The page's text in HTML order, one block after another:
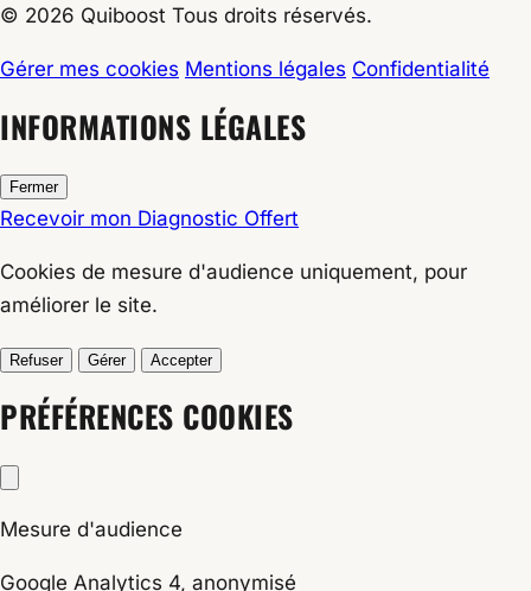
© 2026 Quiboost Tous droits réservés.
Gérer mes cookies Mentions légales Confidentialité
INFORMATIONS LÉGALES
Fermer
Recevoir mon Diagnostic Offert
Cookies de mesure d'audience uniquement, pour
améliorer le site.
Refuser Gérer Accepter
PRÉFÉRENCES COOKIES
Mesure d'audience
Google Analytics 4, anonymisé